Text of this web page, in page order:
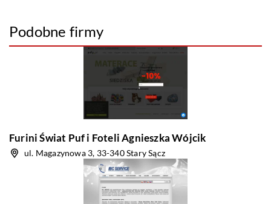
Podobne firmy
Furini Świat Puf i Foteli Agnieszka Wójcik
ul. Magazynowa 3, 33-340 Stary Sącz